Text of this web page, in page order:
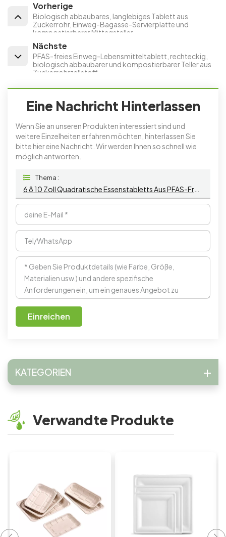
Vorherige
Biologisch abbaubares, langlebiges Tablett aus
Zuckerrohr, Einweg-Bagasse-Servierplatte und
kompostierbarer Mittagsteller
Nächste
PFAS-freies Einweg-Lebensmitteltablett, rechteckig,
biologisch abbaubarer und kompostierbarer Teller aus
Zuckerrohrzellstoff
Eine Nachricht Hinterlassen
Wenn Sie an unseren Produkten interessiert sind und
weitere Einzelheiten erfahren möchten, hinterlassen Sie
bitte hier eine Nachricht. Wir werden Ihnen so schnell wie
möglich antworten.
Thema :
Einreichen
KATEGORIEN
Verwandte Produkte